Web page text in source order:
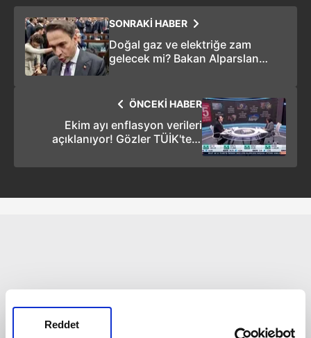
Reddet
SONRAKİ HABER
Doğal gaz ve elektriğe zam
gelecek mi? Bakan Alparslan
ÖNCEKİ HABER
Ekim ayı enflasyon verileri
açıklanıyor! Gözler TÜİK'te...